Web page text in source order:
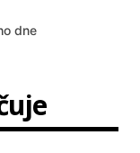
dne